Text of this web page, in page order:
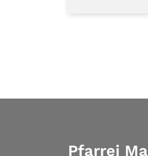
Pfarrei